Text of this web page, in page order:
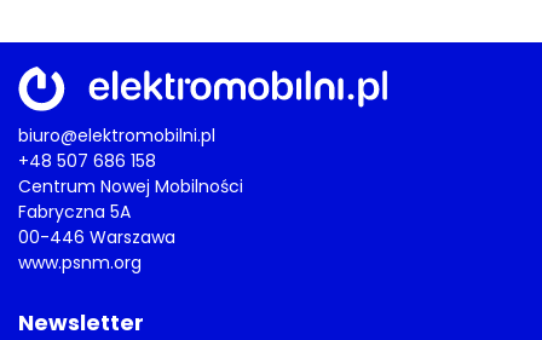
biuro@elektromobilni.pl
+48 507 686 158
Centrum Nowej Mobilności
Fabryczna 5A
00-446 Warszawa
www.psnm.org
Newsletter